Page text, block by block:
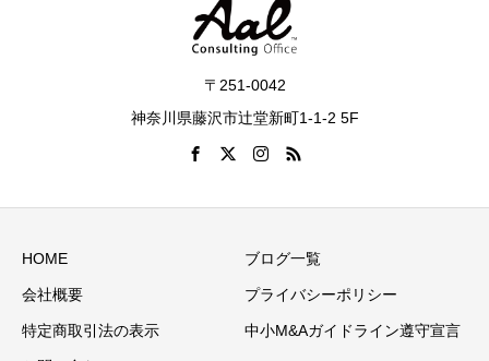
〒251-0042
神奈川県藤沢市辻堂新町1-1-2 5F
HOME ブログ一覧
会社概要 プライバシーポリシー
特定商取引法の表示 中小M&Aガイドライン遵守宣言